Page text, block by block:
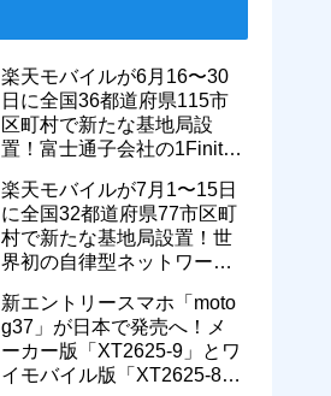
楽天モバイルが6月16〜30
日に全国36都道府県115市
区町村で新たな基地局設
置！富士通子会社の1Finity
エリアが拡大
楽天モバイルが7月1〜15日
に全国32都道府県77市区町
村で新たな基地局設置！世
界初の自律型ネットワーク
通信品質も改善
新エントリースマホ「moto
g37」が日本で発売へ！メ
ーカー版「XT2625-9」とワ
イモバイル版「XT2625-8」